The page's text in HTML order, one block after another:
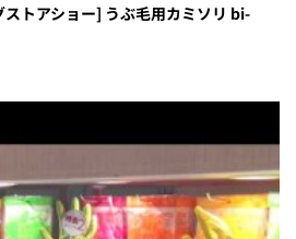
トアショー] うぶ毛用カミソリ bi-